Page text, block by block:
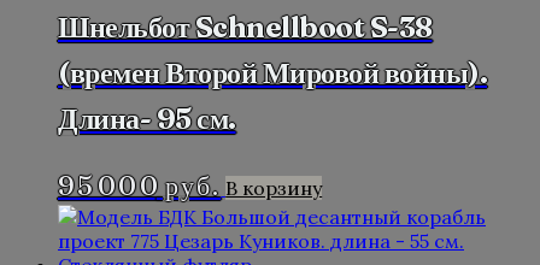
Шнельбот Schnellboot S-38
(времен Второй Мировой войны).
Длина- 95 см.
95 000руб. В корзину